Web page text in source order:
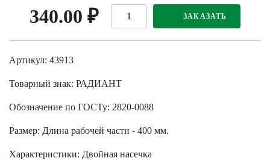
340.00 ₽ ЗАКАЗАТЬ
Артикул: 43913
Товарный знак: РАДИАНТ
Обозначение по ГОСТу: 2820-0088
Размер: Длина рабочей части - 400 мм.
Характеристики: Двойная насечка